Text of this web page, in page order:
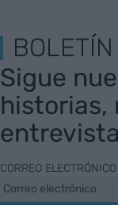
BOLETÍN
Sigue
historias,
CORREO ELECTRÓNICO